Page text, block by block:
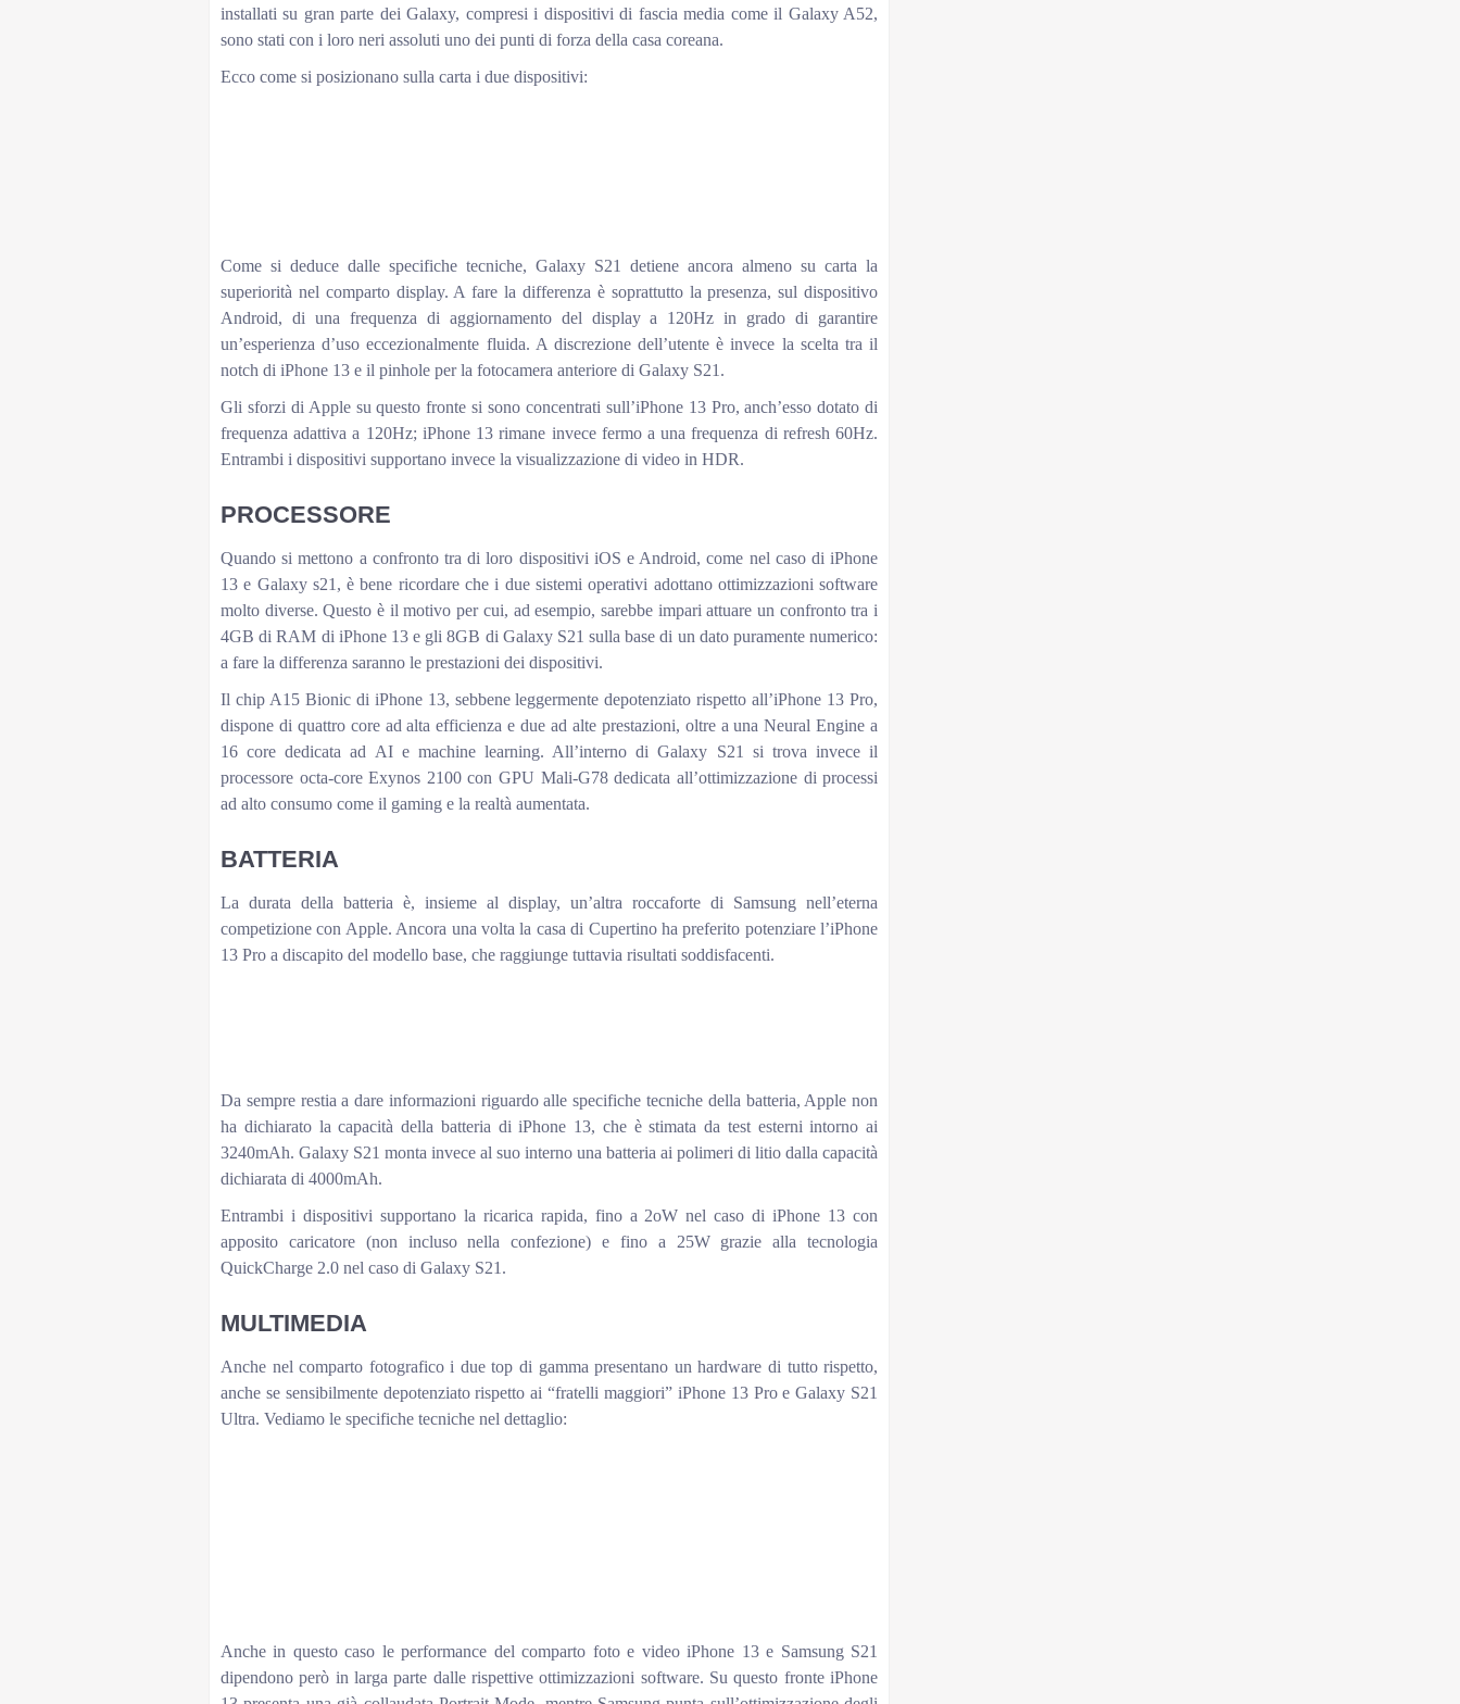
installati su gran parte dei Galaxy, compresi i dispositivi di fascia media come il Galaxy A52,
sono stati con i loro neri assoluti uno dei punti di forza della casa coreana.
Ecco come si posizionano sulla carta i due dispositivi:
Come si deduce dalle specifiche tecniche, Galaxy S21 detiene ancora almeno su carta la
superiorità nel comparto display. A fare la differenza è soprattutto la presenza, sul dispositivo
Android, di una frequenza di aggiornamento del display a 120Hz in grado di garantire
un’esperienza d’uso eccezionalmente fluida. A discrezione dell’utente è invece la scelta tra il
notch di iPhone 13 e il pinhole per la fotocamera anteriore di Galaxy S21.
Gli sforzi di Apple su questo fronte si sono concentrati sull’iPhone 13 Pro, anch’esso dotato di
frequenza adattiva a 120Hz; iPhone 13 rimane invece fermo a una frequenza di refresh 60Hz.
Entrambi i dispositivi supportano invece la visualizzazione di video in HDR.
PROCESSORE
Quando si mettono a confronto tra di loro dispositivi iOS e Android, come nel caso di iPhone
13 e Galaxy s21, è bene ricordare che i due sistemi operativi adottano ottimizzazioni software
molto diverse. Questo è il motivo per cui, ad esempio, sarebbe impari attuare un confronto tra i
4GB di RAM di iPhone 13 e gli 8GB di Galaxy S21 sulla base di un dato puramente numerico:
a fare la differenza saranno le prestazioni dei dispositivi.
Il chip A15 Bionic di iPhone 13, sebbene leggermente depotenziato rispetto all’iPhone 13 Pro,
dispone di quattro core ad alta efficienza e due ad alte prestazioni, oltre a una Neural Engine a
16 core dedicata ad AI e machine learning. All’interno di Galaxy S21 si trova invece il
processore octa-core Exynos 2100 con GPU Mali-G78 dedicata all’ottimizzazione di processi
ad alto consumo come il gaming e la realtà aumentata.
BATTERIA
La durata della batteria è, insieme al display, un’altra roccaforte di Samsung nell’eterna
competizione con Apple. Ancora una volta la casa di Cupertino ha preferito potenziare l’iPhone
13 Pro a discapito del modello base, che raggiunge tuttavia risultati soddisfacenti.
Da sempre restia a dare informazioni riguardo alle specifiche tecniche della batteria, Apple non
ha dichiarato la capacità della batteria di iPhone 13, che è stimata da test esterni intorno ai
3240mAh. Galaxy S21 monta invece al suo interno una batteria ai polimeri di litio dalla capacità
dichiarata di 4000mAh.
Entrambi i dispositivi supportano la ricarica rapida, fino a 2oW nel caso di iPhone 13 con
apposito caricatore (non incluso nella confezione) e fino a 25W grazie alla tecnologia
QuickCharge 2.0 nel caso di Galaxy S21.
MULTIMEDIA
Anche nel comparto fotografico i due top di gamma presentano un hardware di tutto rispetto,
anche se sensibilmente depotenziato rispetto ai “fratelli maggiori” iPhone 13 Pro e Galaxy S21
Ultra. Vediamo le specifiche tecniche nel dettaglio:
Anche in questo caso le performance del comparto foto e video iPhone 13 e Samsung S21
dipendono però in larga parte dalle rispettive ottimizzazioni software. Su questo fronte iPhone